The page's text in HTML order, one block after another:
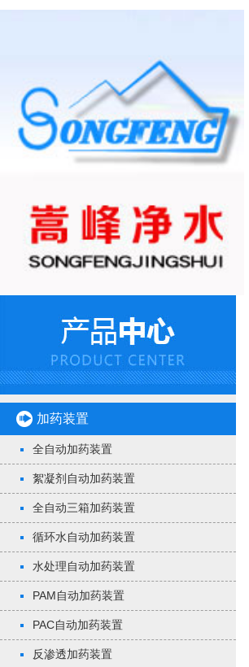
加药装置
全自动加药装置
絮凝剂自动加药装置
全自动三箱加药装置
循环水自动加药装置
水处理自动加药装置
PAM自动加药装置
PAC自动加药装置
反渗透加药装置